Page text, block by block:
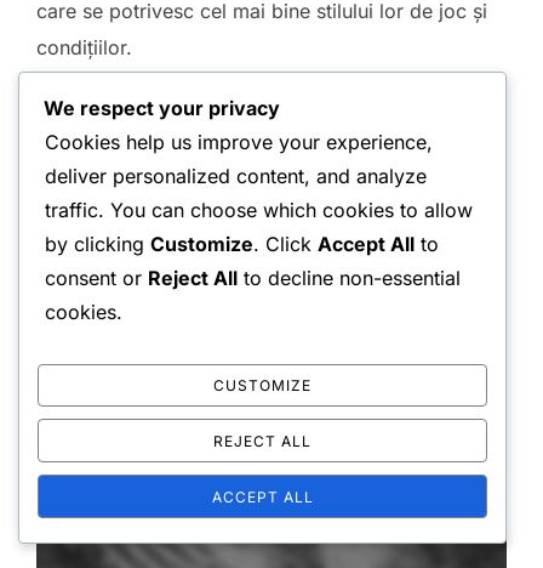
care se potrivesc cel mai bine stilului lor de joc și
condițiilor.
În dublu, coordonarea între colegii de echipă în
ceea ce privește preferințele de echipament poate
îmbunătăți și mai mult scorul. De exemplu, dacă
ambii jucători folosesc rachete similare, pot
dezvolta strategii complementare care să
maximizeze punctele lor forte și să minimizeze
slăbiciunile.
We respect your privacy
Cookies help us improve your experience,
deliver personalized content, and analyze
traffic. You can choose which cookies to allow
by clicking Customize. Click Accept All to
consent or Reject All to decline non-essential
cookies.
CUSTOMIZE
REJECT ALL
ACCEPT ALL